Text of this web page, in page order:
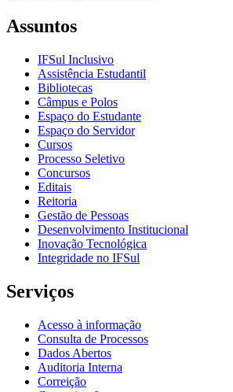
Assuntos
IFSul Inclusivo
Assistência Estudantil
Bibliotecas
Câmpus e Polos
Espaço do Estudante
Espaço do Servidor
Cursos
Processo Seletivo
Concursos
Editais
Reitoria
Gestão de Pessoas
Desenvolvimento Institucional
Inovação Tecnológica
Integridade no IFSul
Serviços
Acesso à informação
Consulta de Processos
Dados Abertos
Auditoria Interna
Correição